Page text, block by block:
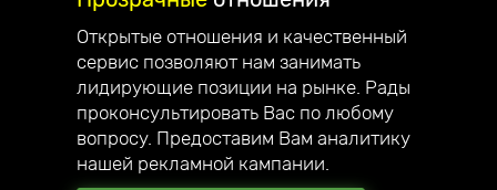
Делаемстильные сайты,
которые вас вдохновляют!
Приветствую, меня зовут Андрей
Юзефович, я руководитель компании
Открытые отношения и качественный
сервис позволяют нам занимать
лидирующие позиции на рынке. Рады
проконсультировать Вас по любому
вопросу. Предоставим Вам аналитику
нашей рекламной кампании.